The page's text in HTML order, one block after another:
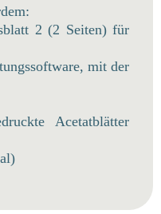
2 (2 Seiten) für
mit der
Acetatblätter